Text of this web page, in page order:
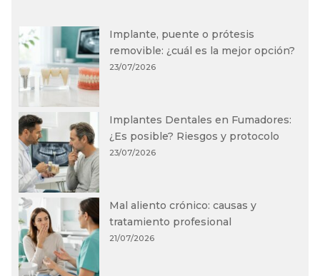
Implante, puente o prótesis
removible: ¿cuál es la mejor opción?
23/07/2026
Implantes Dentales en Fumadores:
¿Es posible? Riesgos y protocolo
23/07/2026
Mal aliento crónico: causas y
tratamiento profesional
21/07/2026